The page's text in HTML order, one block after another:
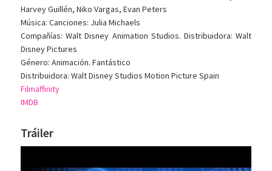
Harvey Guillén, Niko Vargas, Evan Peters
Música: Canciones: Julia Michaels
Compañías: Walt Disney Animation Studios. Distribuidora: Walt
Disney Pictures
Género: Animación. Fantástico
Distribuidora: Walt Disney Studios Motion Picture Spain
Filmaffinity
IMDB
Tráiler